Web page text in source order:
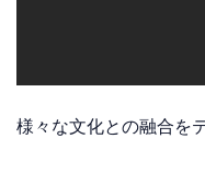
様々な文化との融合を